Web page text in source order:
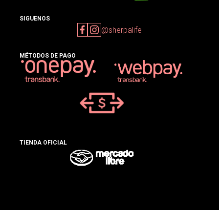
SIGUENOS
@sherpalife
MÉTODOS DE PAGO
TIENDA OFICIAL